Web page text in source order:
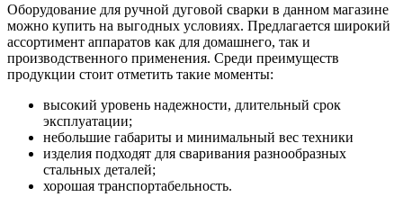
Оборудование для ручной дуговой сварки в данном магазине
можно купить на выгодных условиях. Предлагается широкий
ассортимент аппаратов как для домашнего, так и
производственного применения. Среди преимуществ
продукции стоит отметить такие моменты:
высокий уровень надежности, длительный срок
эксплуатации;
небольшие габариты и минимальный вес техники
изделия подходят для сваривания разнообразных
стальных деталей;
хорошая транспортабельность.